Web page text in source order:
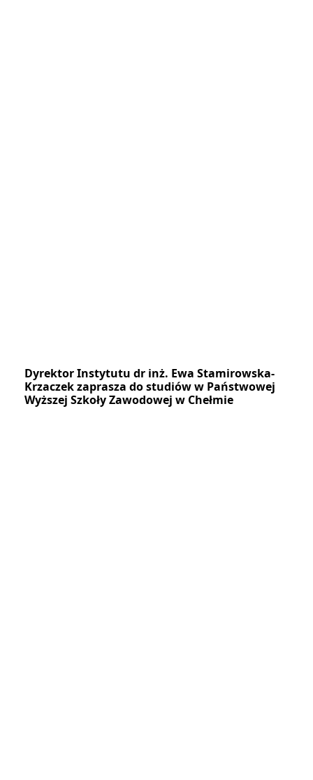
Dyrektor Instytutu dr inż. Ewa Stamirowska-
Krzaczek zaprasza do studiów w Państwowej
Wyższej Szkoły Zawodowej w Chełmie